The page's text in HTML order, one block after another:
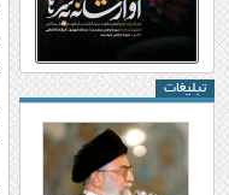
تبلیغات